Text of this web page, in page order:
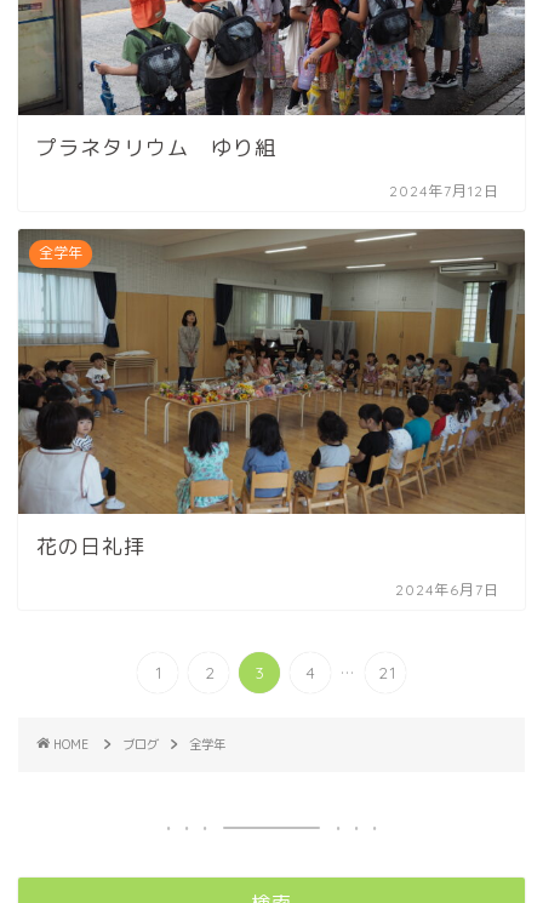
プラネタリウム ゆり組
2024年7月12日
全学年
花の日礼拝
2024年6月7日
1 2 3 4 ... 21
HOME ブログ 全学年